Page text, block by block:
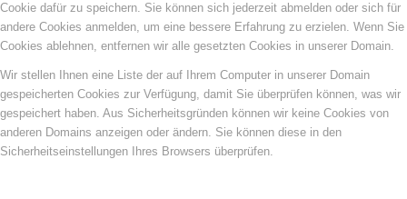
Cookie dafür zu speichern. Sie können sich jederzeit abmelden oder sich für
andere Cookies anmelden, um eine bessere Erfahrung zu erzielen. Wenn Sie
Cookies ablehnen, entfernen wir alle gesetzten Cookies in unserer Domain.
Wir stellen Ihnen eine Liste der auf Ihrem Computer in unserer Domain
gespeicherten Cookies zur Verfügung, damit Sie überprüfen können, was wir
gespeichert haben. Aus Sicherheitsgründen können wir keine Cookies von
anderen Domains anzeigen oder ändern. Sie können diese in den
Sicherheitseinstellungen Ihres Browsers überprüfen.